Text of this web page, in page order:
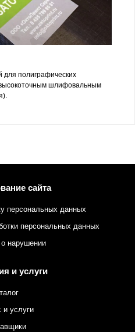
для полиграфических
шлифовальным
сайта
персональных данных
персональных данных
нарушении
и услуги
и услуги